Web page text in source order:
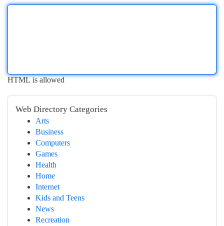
HTML is allowed
Web Directory Categories
Arts
Business
Computers
Games
Health
Home
Internet
Kids and Teens
News
Recreation